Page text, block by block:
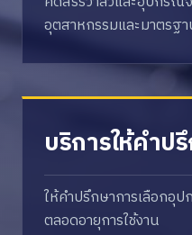
อุตสาหกรรมและมาตรฐ
บริการให้คำป
ให้คำปรึกษาการเลือกอุ
ตลอดอายุการใช้งาน